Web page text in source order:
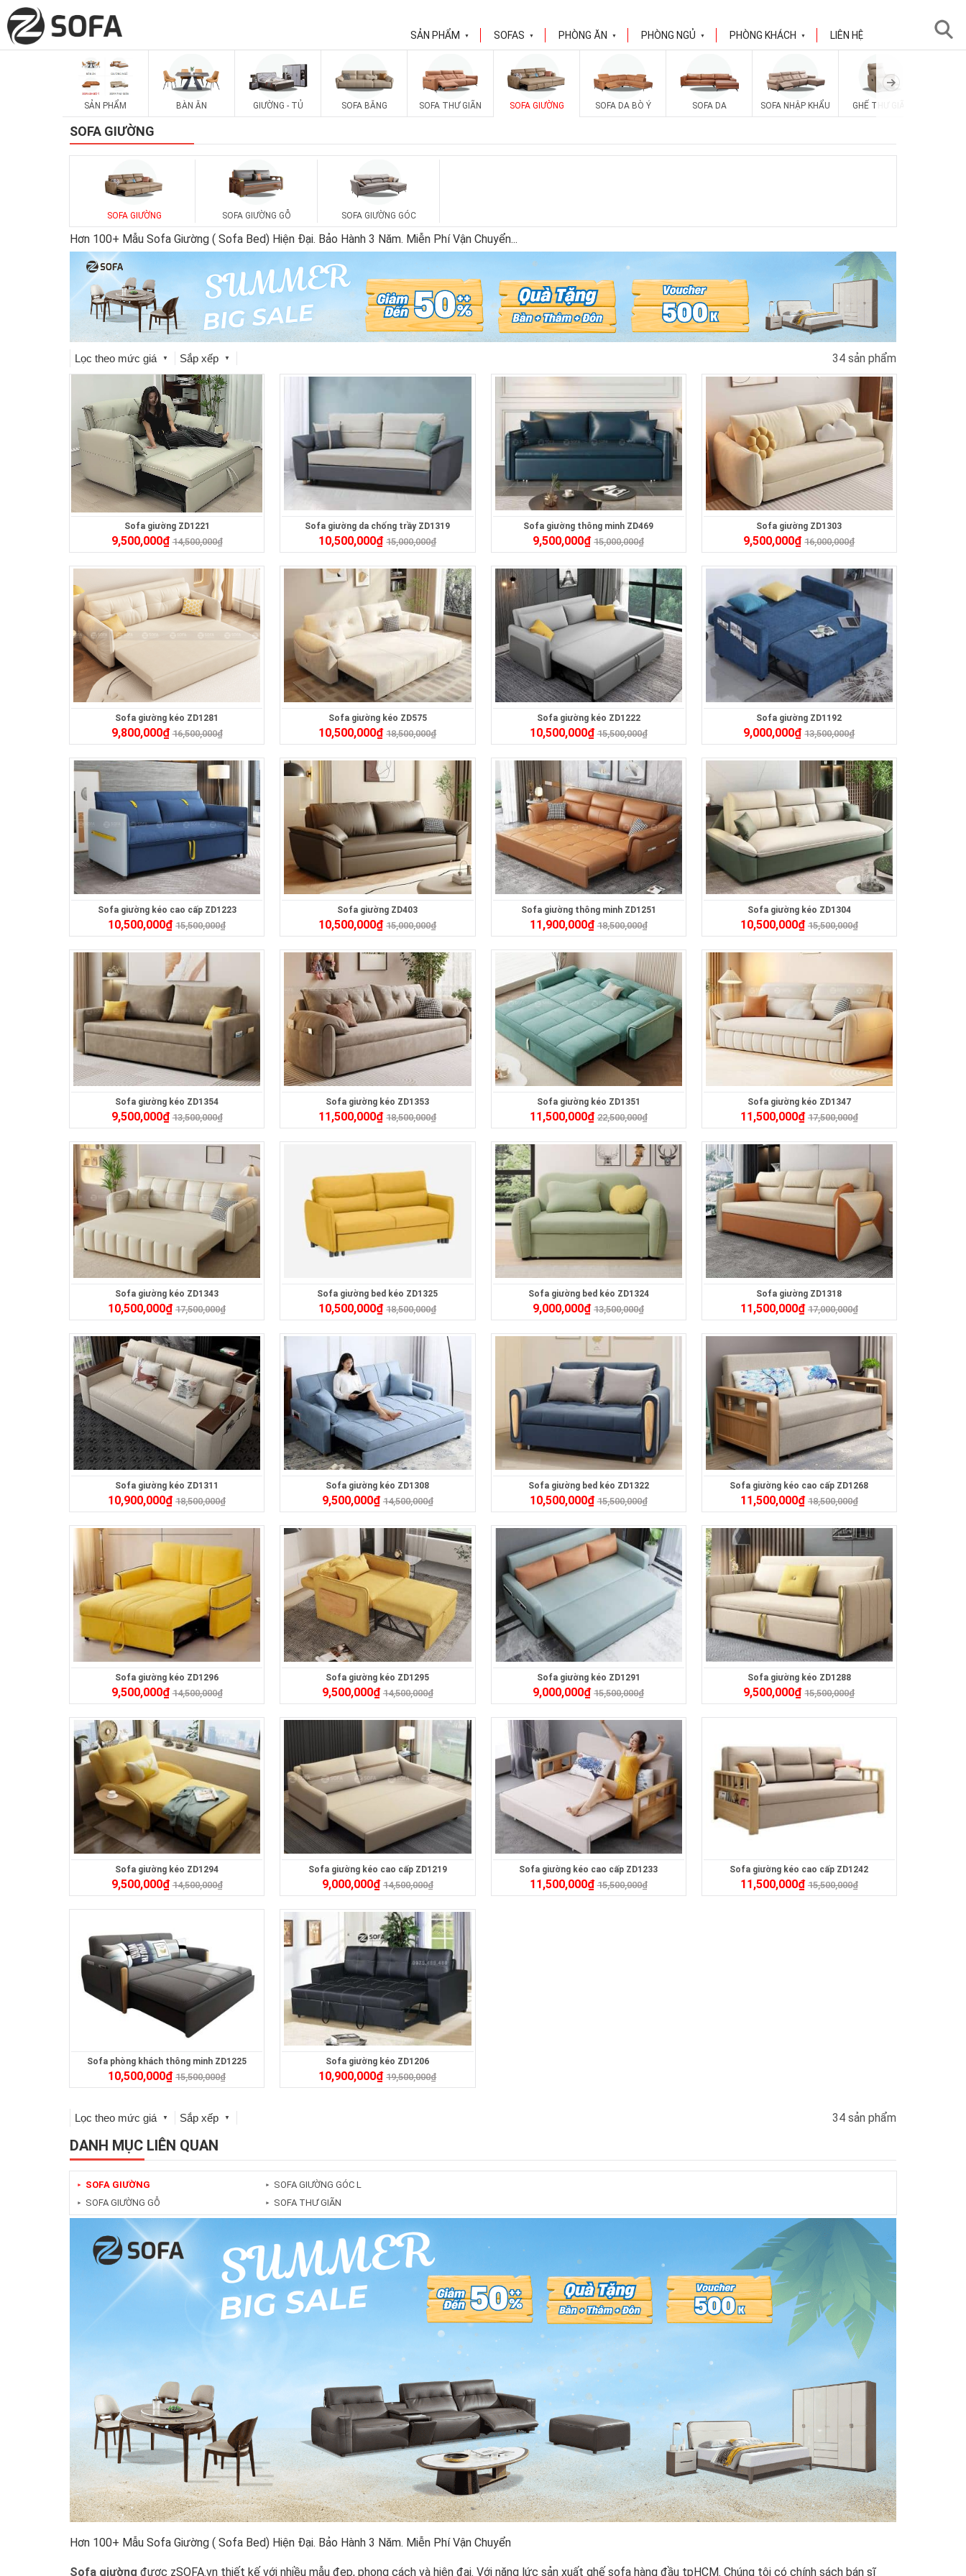
SẢN PHẨM ▼ SOFAS ▼ PHÒNG ĂN ▼ PHÒNG NGỦ ▼ PHÒNG KHÁCH ▼ LIÊN HỆ
SẢN PHẨM BÀN ĂN GIƯỜNG - TỦ SOFA BĂNG SOFA THƯ GIÃN SOFA GIƯỜNG SOFA DA BÒ Ý SOFA DA SOFA NHẬP KHẨU GHẾ THƯ GIÃN
SOFA GIƯỜNG
SOFA GIƯỜNG SOFA GIƯỜNG GỖ SOFA GIƯỜNG GÓC
Hơn 100+ Mẫu Sofa Giường ( Sofa Bed) Hiện Đại. Bảo Hành 3 Năm. Miễn Phí Vận Chuyển...
Lọc theo mức giá ▼ Sắp xếp ▼ 34 sản phẩm
Sofa giường ZD1221
9,500,000₫ 14,500,000₫
Sofa giường da chống trầy ZD1319
10,500,000₫ 15,000,000₫
Sofa giường thông minh ZD469
9,500,000₫ 15,000,000₫
Sofa giường ZD1303
9,500,000₫ 16,000,000₫
Sofa giường kéo ZD1281
9,800,000₫ 16,500,000₫
Sofa giường kéo ZD575
10,500,000₫ 18,500,000₫
Sofa giường kéo ZD1222
10,500,000₫ 15,500,000₫
Sofa giường ZD1192
9,000,000₫ 13,500,000₫
Sofa giường kéo cao cấp ZD1223
10,500,000₫ 15,500,000₫
Sofa giường ZD403
10,500,000₫ 15,000,000₫
Sofa giường thông minh ZD1251
11,900,000₫ 18,500,000₫
Sofa giường kéo ZD1304
10,500,000₫ 15,500,000₫
Sofa giường kéo ZD1354
9,500,000₫ 13,500,000₫
Sofa giường kéo ZD1353
11,500,000₫ 18,500,000₫
Sofa giường kéo ZD1351
11,500,000₫ 22,500,000₫
Sofa giường kéo ZD1347
11,500,000₫ 17,500,000₫
Sofa giường kéo ZD1343
10,500,000₫ 17,500,000₫
Sofa giường bed kéo ZD1325
10,500,000₫ 18,500,000₫
Sofa giường bed kéo ZD1324
9,000,000₫ 13,500,000₫
Sofa giường ZD1318
11,500,000₫ 17,000,000₫
Sofa giường kéo ZD1311
10,900,000₫ 18,500,000₫
Sofa giường kéo ZD1308
9,500,000₫ 14,500,000₫
Sofa giường bed kéo ZD1322
10,500,000₫ 15,500,000₫
Sofa giường kéo cao cấp ZD1268
11,500,000₫ 18,500,000₫
Sofa giường kéo ZD1296
9,500,000₫ 14,500,000₫
Sofa giường kéo ZD1295
9,500,000₫ 14,500,000₫
Sofa giường kéo ZD1291
9,000,000₫ 15,500,000₫
Sofa giường kéo ZD1288
9,500,000₫ 15,500,000₫
Sofa giường kéo ZD1294
9,500,000₫ 14,500,000₫
Sofa giường kéo cao cấp ZD1219
9,000,000₫ 14,500,000₫
Sofa giường kéo cao cấp ZD1233
11,500,000₫ 15,500,000₫
Sofa giường kéo cao cấp ZD1242
11,500,000₫ 15,500,000₫
Sofa phòng khách thông minh ZD1225
10,500,000₫ 15,500,000₫
Sofa giường kéo ZD1206
10,900,000₫ 19,500,000₫
Lọc theo mức giá ▼ Sắp xếp ▼ 34 sản phẩm
DANH MỤC LIÊN QUAN
► SOFA GIƯỜNG
► SOFA GIƯỜNG GỖ
► SOFA GIƯỜNG GÓC L
► SOFA THƯ GIÃN
Hơn 100+ Mẫu Sofa Giường ( Sofa Bed) Hiện Đại. Bảo Hành 3 Năm. Miễn Phí Vận Chuyển
Sofa giường được zSOFA.vn thiết kế với nhiều mẫu đẹp, phong cách và hiện đại. Với năng lức sản xuất ghế sofa hàng đầu tpHCM. Chúng tôi có chính sách bán sĩ